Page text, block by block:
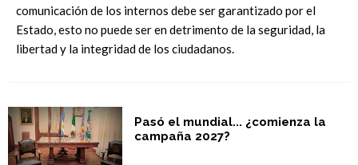
comunicación de los internos debe ser garantizado por el
Estado, esto no puede ser en detrimento de la seguridad, la
libertad y la integridad de los ciudadanos.
Pasó el mundial... ¿comienza la
campaña 2027?